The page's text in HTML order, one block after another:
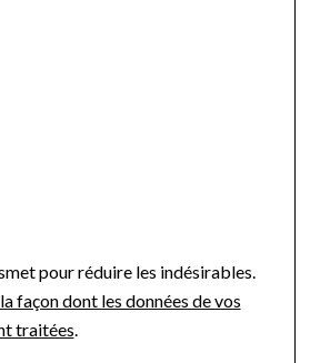
pour réduire les indésirables.
façon dont les données de vos
traitées.